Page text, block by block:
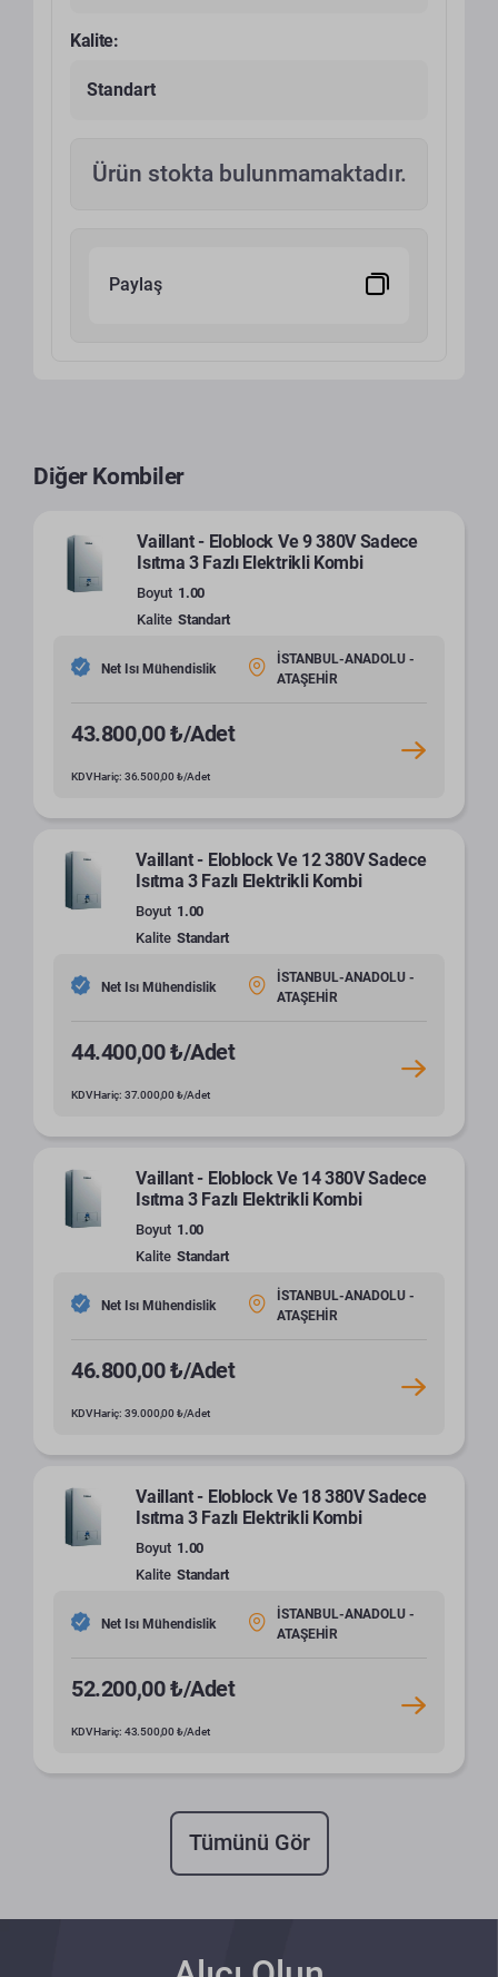
Kalite:
Standart
Ürün stokta bulunmamaktadır.
Paylaş
Diğer Kombiler
Vaillant - Eloblock Ve 9 380V Sadece
Isıtma 3 Fazlı Elektrikli Kombi
Boyut 1.00
Kalite Standart
Net Isı Mühendislik
İSTANBUL-ANADOLU -
ATAŞEHİR
43.800,00 ₺/Adet
KDV Hariç: 36.500,00 ₺/Adet
Vaillant - Eloblock Ve 12 380V Sadece
Isıtma 3 Fazlı Elektrikli Kombi
Boyut 1.00
Kalite Standart
Net Isı Mühendislik
İSTANBUL-ANADOLU -
ATAŞEHİR
44.400,00 ₺/Adet
KDV Hariç: 37.000,00 ₺/Adet
Vaillant - Eloblock Ve 14 380V Sadece
Isıtma 3 Fazlı Elektrikli Kombi
Boyut 1.00
Kalite Standart
Net Isı Mühendislik
İSTANBUL-ANADOLU -
ATAŞEHİR
46.800,00 ₺/Adet
KDV Hariç: 39.000,00 ₺/Adet
Vaillant - Eloblock Ve 18 380V Sadece
Isıtma 3 Fazlı Elektrikli Kombi
Boyut 1.00
Kalite Standart
Net Isı Mühendislik
İSTANBUL-ANADOLU -
ATAŞEHİR
52.200,00 ₺/Adet
KDV Hariç: 43.500,00 ₺/Adet
Tümünü Gör